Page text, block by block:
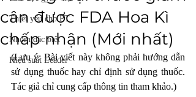
Thiết yếu cho PT
Nhóm đặc biệt
Hiệu suất Leader
cân được FDA Hoa Kì
chấp nhận (Mới nhất)
(Lưu ý: Bài viết này không phải hướng dẫn
sử dụng thuốc hay chỉ định sử dụng thuốc.
Tác giả chỉ cung cấp thông tin tham khảo.)